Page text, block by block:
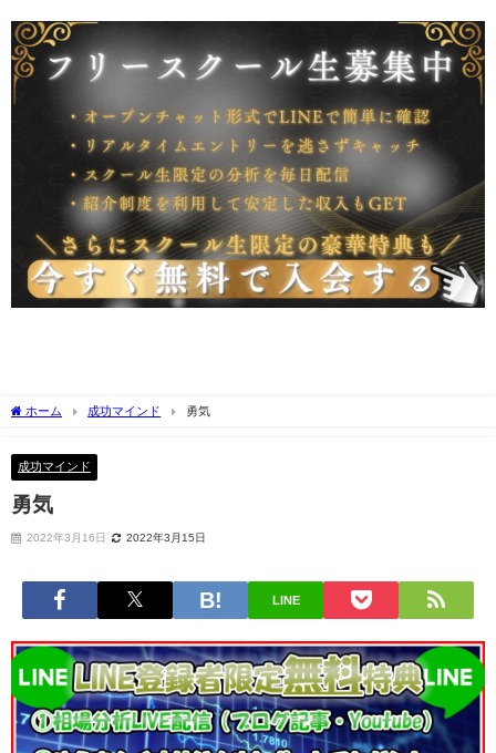
ホーム 成功マインド 勇気
成功マインド
勇気
2022年3月16日 2022年3月15日
LINE